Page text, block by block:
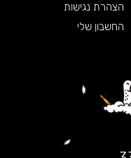
הצהרת נגישות
החשבון שלי